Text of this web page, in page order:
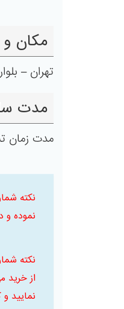
مکان و
تهران –
مدت
مدت زمان تست
نموده و
نکته شماره 2 : کلاس هایی که
از
نمایید